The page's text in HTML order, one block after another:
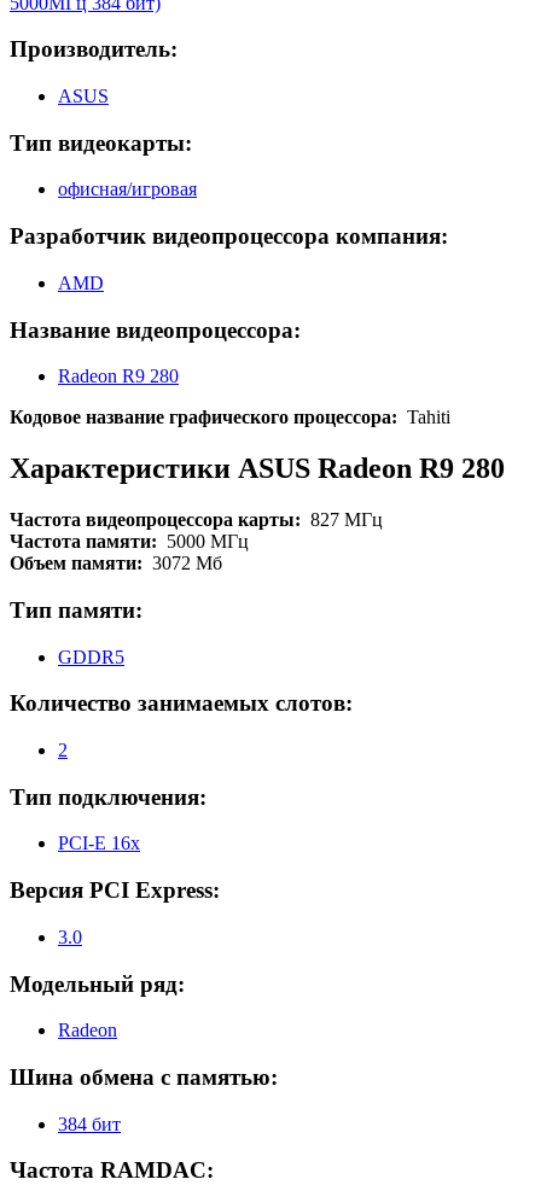
Производитель:
ASUS
Тип видеокарты:
офисная/игровая
Разработчик видеопроцессора компания:
AMD
Название видеопроцессора:
Radeon R9 280
Кодовое название графического процессора: Tahiti
Характеристики ASUS Radeon R9 280
Частота видеопроцессора карты: 827 МГц
Частота памяти: 5000 МГц
Объем памяти: 3072 Мб
Тип памяти:
GDDR5
Количество занимаемых слотов:
2
Тип подключения:
PCI-E 16x
Версия PCI Express:
3.0
Модельный ряд:
Radeon
Шина обмена с памятью:
384 бит
Частота RAMDAC: